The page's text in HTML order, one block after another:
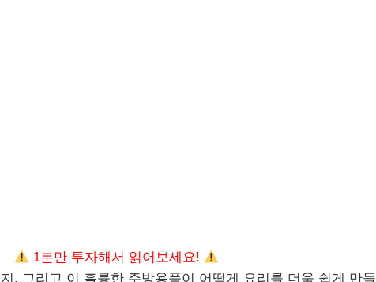
1분만 투자해서 읽어보세요!
, 그리고 이 훌륭한 주방용품이 어떻게 요리를 더욱 쉽게 만들